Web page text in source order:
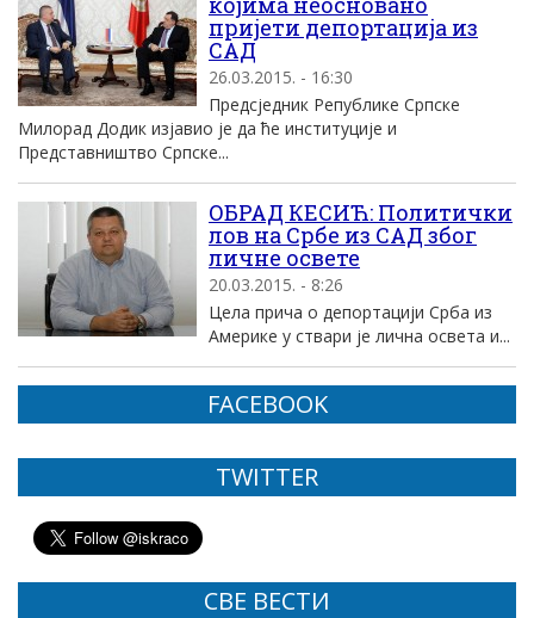
пријети депортација из
САД
26.03.2015. - 16:30
Предсједник Републике Српске
Милорад Додик изјавио је да ће институције и
Представништво Српске...
ОБРАД КЕСИЋ: Политички
лов на Србе из САД због
личне освете
20.03.2015. - 8:26
Цела прича о депортацији Срба из
Америке у ствари је лична освета и...
FACEBOOK
TWITTER
СВЕ ВЕСТИ